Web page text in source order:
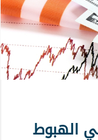
الهبوط